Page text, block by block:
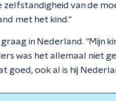
zelfstandigheid van de
met het kind."
in Nederland. "Mijn
was het allemaal niet
goed, ook al is hij